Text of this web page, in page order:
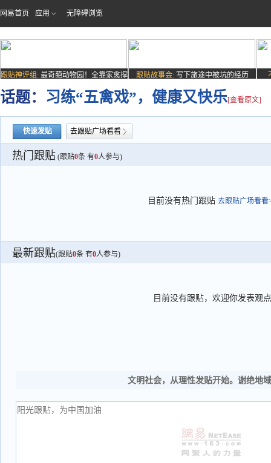
网易首页 应用 无障碍浏览
跟贴神评组: 最奇葩动物园！全靠家禽撑
场子
跟贴故事会: 写下旅途中被坑的经历
话题： 习练“五禽戏”，健康又快乐[查看原文]
快速发贴 去跟贴广场看看
热门跟贴 (跟贴0条 有0人参与)
目前没有热门跟贴 去跟贴广场看看
最新跟贴(跟贴0条 有0人参与)
目前没有跟贴，欢迎你发表观点
文明社会，从理性发贴开始。谢绝地